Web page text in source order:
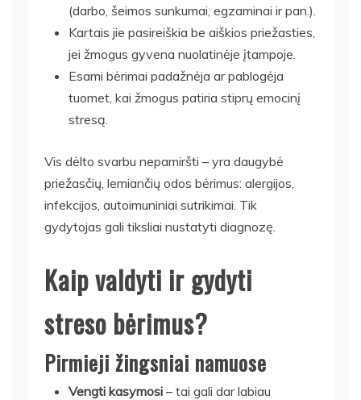
(darbo, šeimos sunkumai, egzaminai ir pan.).
Kartais jie pasireiškia be aiškios priežasties,
jei žmogus gyvena nuolatinėje įtampoje.
Esami bėrimai padažnėja ar pablogėja
tuomet, kai žmogus patiria stiprų emocinį
stresą.
Vis dėlto svarbu nepamiršti – yra daugybė
priežasčių, lemiančių odos bėrimus: alergijos,
infekcijos, autoimuniniai sutrikimai. Tik
gydytojas gali tiksliai nustatyti diagnozę.
Kaip valdyti ir gydyti
streso bėrimus?
Pirmieji žingsniai namuose
Vengti kasymosi – tai gali dar labiau